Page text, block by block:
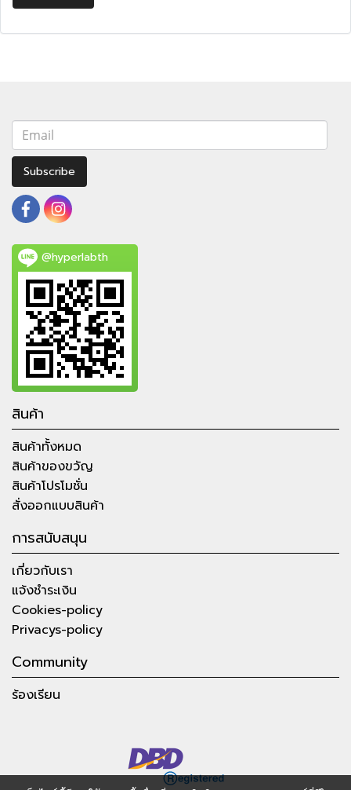
Subscribe
@hyperlabth
สินค้า
สินค้าทั้งหมด
สินค้าของขวัญ
สินค้าโปรโมชั่น
สั่งออกแบบสินค้า
การสนับสนุน
เกี่ยวกับเรา
แจ้งชำระเงิน
Cookies-policy
Privacys-policy
Community
ร้องเรียน